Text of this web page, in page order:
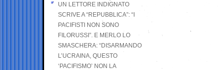
UN LETTORE INDIGNATO
SCRIVE A “REPUBBLICA”: “I
PACIFISTI NON SONO
FILORUSSI”. E MERLO LO
SMASCHERA: “DISARMANDO
L’UCRAINA, QUESTO
‘PACIFISMO’ NON LA